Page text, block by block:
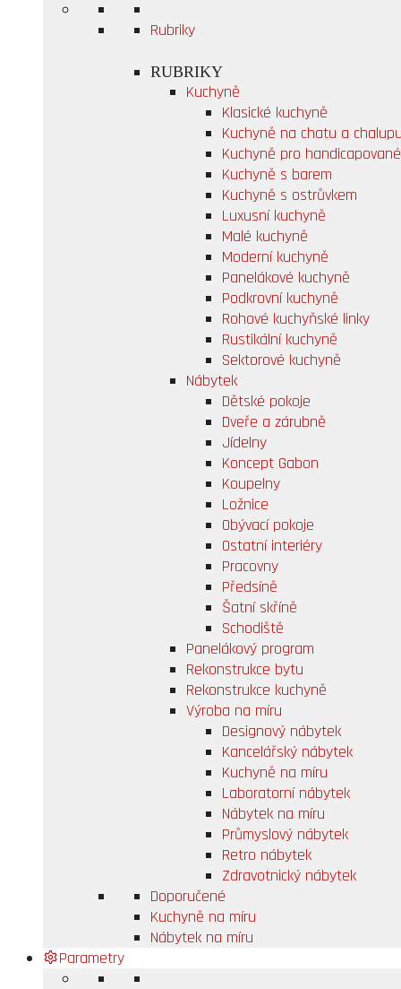
Rubriky
RUBRIKY
Kuchyně
Klasické kuchyně
Kuchyně na chatu a
Kuchyně pro handicapované
Kuchyně s barem
Kuchyně s ostrůvkem
Luxusní kuchyně
Malé kuchyně
Moderní kuchyně
Panelákové kuchyně
Podkrovní kuchyně
Rohové kuchyňské linky
Rustikální kuchyně
Sektorové kuchyně
Nábytek
Dětské pokoje
Dveře a zárubně
Jídelny
Koncept Gabon
Koupelny
Ložnice
Obývací pokoje
Ostatní interiéry
Pracovny
Předsíně
Šatní skříně
Schodiště
Panelákový program
Rekonstrukce bytu
Rekonstrukce kuchyně
Výroba na míru
Designový nábytek
Kancelářský nábytek
Kuchyně na míru
Laboratorní nábytek
Nábytek na míru
Průmyslový nábytek
Retro nábytek
Zdravotnický nábytek
Doporučené
Kuchyně na míru
Nábytek na míru
Parametry